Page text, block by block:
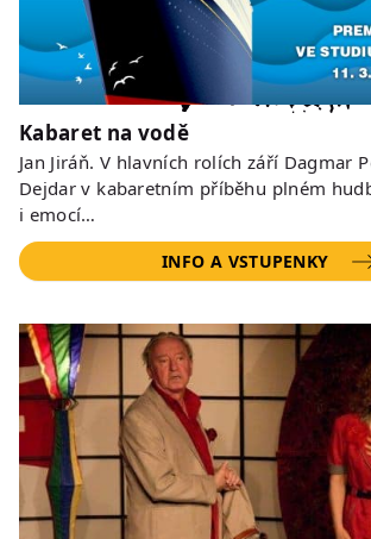
Kabaret na vodě
Jan Jiráň. V hlavních rolích září Dagmar
Dejdar v kabaretním příběhu plném
i emocí…
INFO A VSTUPENKY